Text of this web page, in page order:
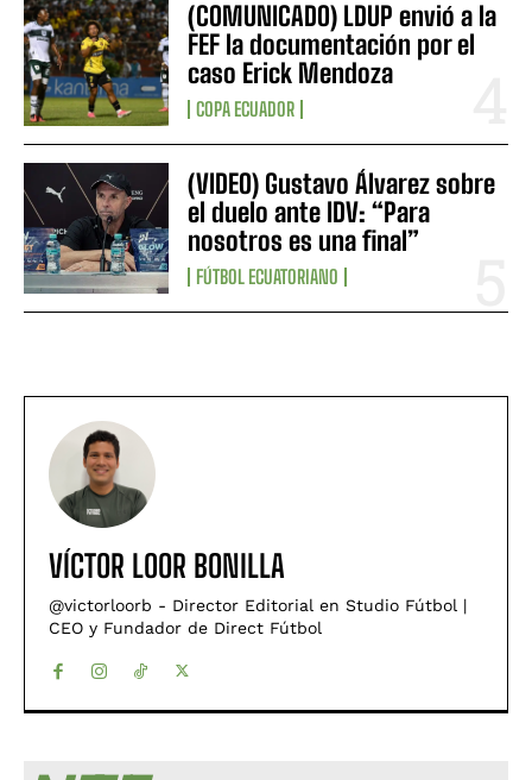
(COMUNICADO) LDUP envió a la
FEF la documentación por el
caso Erick Mendoza
COPA ECUADOR
(VIDEO) Gustavo Álvarez sobre
el duelo ante IDV: “Para
nosotros es una final”
FÚTBOL ECUATORIANO
VÍCTOR LOOR BONILLA
@victorloorb - Director Editorial en Studio Fútbol |
CEO y Fundador de Direct Fútbol